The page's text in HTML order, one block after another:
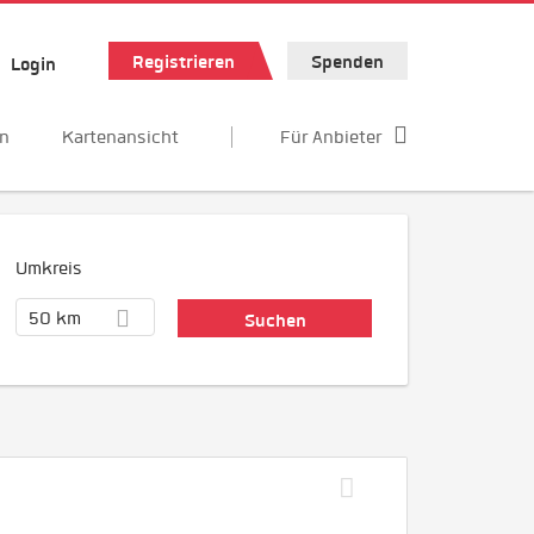
Login Registrieren Spenden
Kartenansicht Für Anbieter
Umkreis
50 km